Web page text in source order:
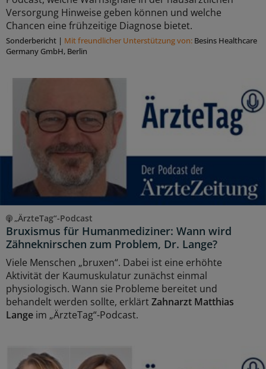
Versorgung Hinweise geben können und welche
Chancen eine frühzeitige Diagnose bietet.
Sonderbericht | Mit freundlicher Unterstützung von: Besins Healthcare
Germany GmbH, Berlin
„ÄrzteTag“-Podcast
Bruxismus für Humanmediziner: Wann wird
Zähneknirschen zum Problem, Dr. Lange?
Viele Menschen „bruxen“. Dabei ist eine erhöhte
Aktivität der Kaumuskulatur zunächst einmal
physiologisch. Wann sie Probleme bereitet und
behandelt werden sollte, erklärtZahnarzt Matthias
Lange im „ÄrzteTag“-Podcast.